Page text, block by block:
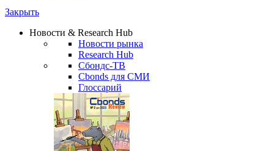
Закрыть
Новости & Research Hub
Новости рынка
Research Hub
Сбондс-ТВ
Cbonds для СМИ
Глоссарий